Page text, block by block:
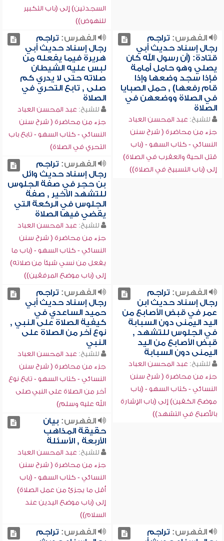
السجدتين) إلى (باب التكبير
للنهوض))
الفهرس: تراجم
رجال إسناد حديث أبي
قتادة: (أن رسول الله كان
يصلي وهو حامل أمامة
فإذا سجد وضعها وإذا
قام رفعها) , حمل الصبايا
في الصلاة ووضعهن في
الصلاة
للشيخ: عبد المحسن العباد
جزء من محاضرة ( شرح سنن
النسائي - كتاب السهو - (باب
قتل الحية والعقرب في الصلاة)
إلى (باب التسبيح في الصلاة))
الفهرس: تراجم
رجال إسناد حديث أبي
هريرة فيما يفعله من
لبس عليه الشيطان
صلاته حتى لا يدري كم
صلى , تابع التحري في
الصلاة
للشيخ: عبد المحسن العباد
جزء من محاضرة ( شرح سنن
النسائي - كتاب السهو - تابع باب
التحري في الصلاة)
الفهرس: تراجم
رجال إسناد حديث وائل
بن حجر في صفة الجلوس
للتشهد الأخير , صفة
الجلوس في الركعة التي
يقضي فيها الصلاة
للشيخ: عبد المحسن العباد
جزء من محاضرة ( شرح سنن
النسائي - كتاب السهو - (باب ما
يفعل من نسي شيئاً من صلاته)
إلى (باب موضع المرفقين))
الفهرس: تراجم
رجال إسناد حديث ابن
عمر في قبض الأصابع من
اليد اليمنى دون السبابة
في الجلوس للتشهد ,
قبض الأصابع من اليد
اليمنى دون السبابة
للشيخ: عبد المحسن العباد
جزء من محاضرة ( شرح سنن
النسائي - كتاب السهو - (باب
موضع الكفين) إلى (باب الإشارة
بالأصبع في التشهد))
الفهرس: تراجم
رجال إسناد حديث أبي
حميد الساعدي في
كيفية الصلاة على النبي ,
نوع آخر من الصلاة على
النبي
للشيخ: عبد المحسن العباد
جزء من محاضرة ( شرح سنن
النسائي - كتاب السهو - تابع نوع
آخر من الصلاة على النبي صلى
الله عليه وسلم)
الفهرس: بيان
حقيقة المذاهب
الأربعة , الأسئلة
للشيخ: عبد المحسن العباد
جزء من محاضرة ( شرح سنن
النسائي - كتاب السهو - (باب
أقل ما يجزئ من عمل الصلاة)
إلى (باب موضع اليدين عند
السلام))
الفهرس: تراجم
الفهرس: تراجم